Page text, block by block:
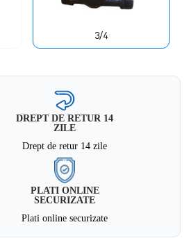
3/4
DREPT DE RETUR 14
ZILE
Drept de retur 14 zile
PLATI ONLINE
SECURIZATE
Plati online securizate